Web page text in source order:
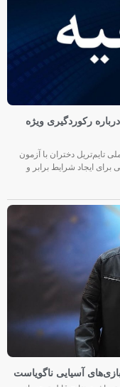
رکوردگیری ویژه
تایم‌تریل دختران با آزمون
ایجاد شرایط برابر و